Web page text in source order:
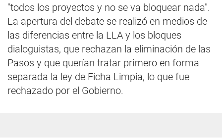
"todos los proyectos y no se va bloquear nada".
La apertura del debate se realizó en medios de
las diferencias entre la LLA y los bloques
dialoguistas, que rechazan la eliminación de las
Pasos y que querían tratar primero en forma
separada la ley de Ficha Limpia, lo que fue
rechazado por el Gobierno.